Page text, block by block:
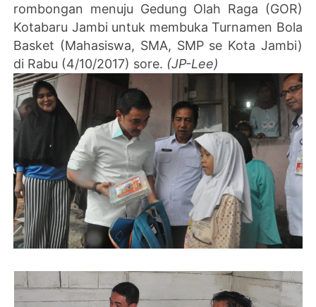
rombongan menuju Gedung Olah Raga (GOR)
Kotabaru Jambi untuk membuka Turnamen Bola
Basket (Mahasiswa, SMA, SMP se Kota Jambi)
di Rabu (4/10/2017) sore. (JP-Lee)